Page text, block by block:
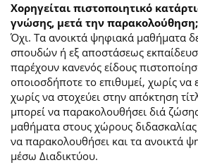
Χορηγείται πιστοποιητικό
γνώσης, μετά την παρακολούθηση;
Όχι. Τα ανοικτά ψηφιακά μαθήματα
σπουδών ή εξ αποστάσεως
παρέχουν κανενός είδους
οποιοσδήποτε το επιθυμεί, χωρίς να
χωρίς να στοχεύει στην απόκτηση
μπορεί να παρακολουθήσει διά
μαθήματα στους χώρους διδασκαλίας
να παρακολουθήσει και τα ανοικτά
μέσω Διαδικτύου.